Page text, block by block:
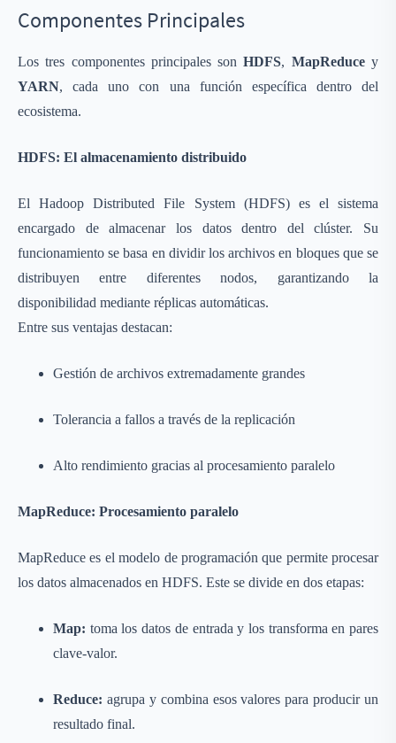
Componentes Principales
Los tres componentes principales sonHDFS, MapReducey
YARN, cada uno con una función específica dentro del
ecosistema.
HDFS: El almacenamiento distribuido
El Hadoop Distributed File System (HDFS) es el sistema
encargado de almacenar los datos dentro del clúster. Su
funcionamiento se basa en dividir los archivos en bloques que se
distribuyen entre diferentes nodos, garantizando la
disponibilidad mediante réplicas automáticas.
Entre sus ventajas destacan:
Gestión de archivos extremadamente grandes
Tolerancia a fallos a través de la replicación
Alto rendimiento gracias al procesamiento paralelo
MapReduce: Procesamiento paralelo
MapReduce es el modelo de programación que permite procesar
los datos almacenados en HDFS. Este se divide en dos etapas:
Map: toma los datos de entrada y los transforma en pares
clave-valor.
Reduce: agrupa y combina esos valores para producir un
resultado final.